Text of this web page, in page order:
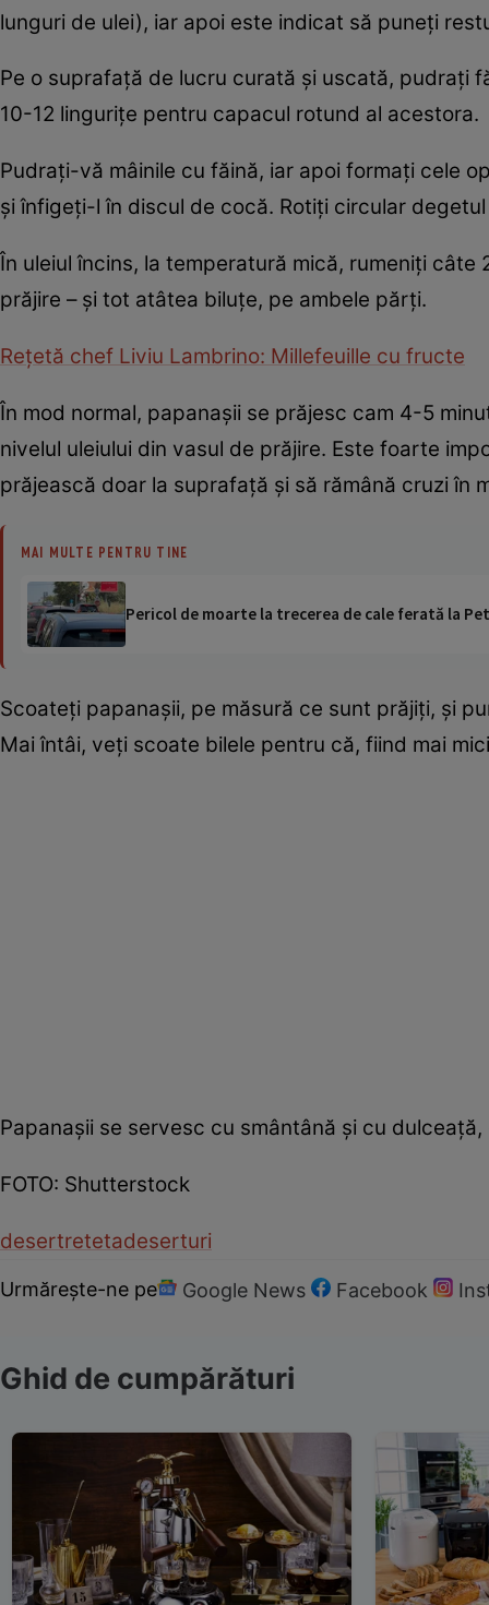
lunguri de ulei), iar apoi este indicat să puneţi
Pe o suprafaţă de lucru curată şi uscată, pudraţi
10-12 linguriţe pentru capacul rotund al acestora.
Pudraţi-vă mâinile cu făină, iar apoi formaţi cele
şi înfigeţi-l în discul de cocă. Rotiţi circular
În uleiul încins, la temperatură mică, rumeniţi
prăjire – şi tot atâtea biluţe, pe ambele părţi.
Reţetă chef Liviu Lambrino: Millefeuille cu fructe
În mod normal, papanaşii se prăjesc cam 4-5
nivelul uleiului din vasul de prăjire. Este foarte
prăjească doar la suprafaţă şi să rămână cruzi în
MAI MULTE PENTRU TINE
Pericol de moarte la trecerea de cale ferată la
Scoateţi papanaşii, pe măsură ce sunt prăjiţi, şi
Mai întâi, veţi scoate bilele pentru că, fiind mai
Papanaşii se servesc cu smântână şi cu
FOTO: Shutterstock
desertretetadeserturi
Urmărește-ne pe Google News Facebook
Ghid de cumpărături